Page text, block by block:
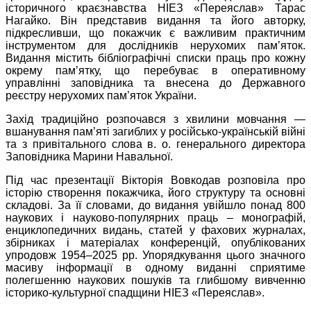
історичного краєзнавства НІЕЗ «Переяслав» Тарас
Нагайко. Він представив видання та його авторку,
підкресливши, що покажчик є важливим практичним
інструментом для дослідників нерухомих пам’яток.
Видання містить бібліографічні списки праць про кожну
окрему пам’ятку, що перебуває в оперативному
управлінні заповідника та внесена до Державного
реєстру нерухомих пам’яток України.
Захід традиційно розпочався з хвилини мовчання —
вшанування пам’яті загиблих у російсько-українській війні
та з привітального слова в. о. генерального директора
Заповідника Марини Навальної.
Під час презентації Вікторія Вовкодав розповіла про
історію створення покажчика, його структуру та основні
складові. За її словами, до видання увійшло понад 800
наукових і науково-популярних праць – монографій,
енциклопедичних видань, статей у фахових журналах,
збірниках і матеріалах конференцій, опублікованих
упродовж 1954–2025 рр. Упорядкування цього значного
масиву інформації в одному виданні сприятиме
полегшенню наукових пошуків та глибшому вивченню
історико-культурної спадщини НІЕЗ «Переяслав».